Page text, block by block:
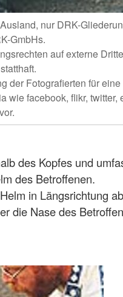
nur DRK-
GmbHs.
auf externe
der Fotografierten für eine
wie facebook, flikr, twitter,
vor.
des Kopfes und
des Betroffenen.
in Längsrichtung
die Nase des